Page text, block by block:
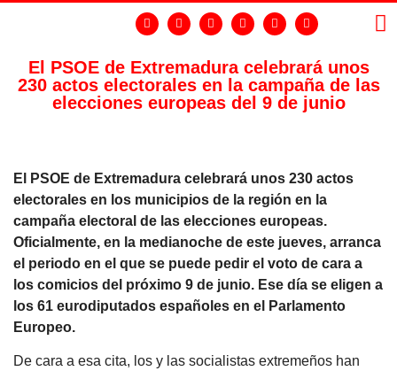
El PSOE de Extremadura celebrará unos
230 actos electorales en la campaña de las
elecciones europeas del 9 de junio
El PSOE de Extremadura celebrará unos 230 actos
electorales en los municipios de la región en la
campaña electoral de las elecciones europeas.
Oficialmente, en la medianoche de este jueves, arranca
el periodo en el que se puede pedir el voto de cara a
los comicios del próximo 9 de junio. Ese día se eligen a
los 61 eurodiputados españoles en el Parlamento
Europeo.
De cara a esa cita, los y las socialistas extremeños han